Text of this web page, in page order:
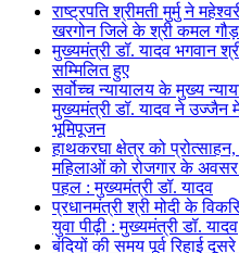
राष्ट्रपति श्रीमती मुर्मु ने
खरगोन जिले के श्री कमल गौड़
मुख्यमंत्री डॉ. यादव भगवान
सम्मिलित हुए
सर्वोच्च न्यायालय के मुख्‍य
मुख्यमंत्री डॉ. यादव ने उज्जैन
भूमिपूजन
हाथकरघा क्षेत्र को
महिलाओं को रोजगार के अवसर
पहल : मुख्यमंत्री डॉ. यादव
प्रधानमंत्री श्री मोदी के
युवा पीढ़ी : मुख्यमंत्री डॉ. यादव
बंदियों की समय पूर्व रिहाई